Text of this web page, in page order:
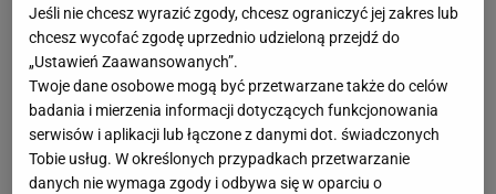
Bez większych problemów Iga Świątek dotarła do
finału turnieju
WTA 1000 w Indian Wells. W pięciu
spotkaniach nie straciła seta, a i próżno szukać
wyrównanych starć na dystansie całego meczu.
Nieco inaczej kształtowała się droga Marii Sakkari.
Dziewiąta zawodniczka świata rozegrała aż cztery
Jeśli nie chcesz wyrazić zgody, chcesz ograniczyć jej zakres lub
chcesz wycofać zgodę uprzednio udzieloną przejdź do
„Ustawień Zaawansowanych”.
Twoje dane osobowe mogą być przetwarzane także do celów
badania i mierzenia informacji dotyczących funkcjonowania
serwisów i aplikacji lub łączone z danymi dot. świadczonych
Tobie usług. W określonych przypadkach przetwarzanie
danych nie wymaga zgody i odbywa się w oparciu o